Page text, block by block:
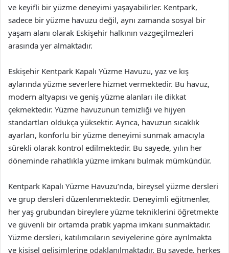
ve keyifli bir yüzme deneyimi yaşayabilirler. Kentpark,
sadece bir yüzme havuzu değil, aynı zamanda sosyal bir
yaşam alanı olarak Eskişehir halkının vazgeçilmezleri
arasında yer almaktadır.
Eskişehir Kentpark Kapalı Yüzme Havuzu, yaz ve kış
aylarında yüzme severlere hizmet vermektedir. Bu havuz,
modern altyapısı ve geniş yüzme alanları ile dikkat
çekmektedir. Yüzme havuzunun temizliği ve hijyen
standartları oldukça yüksektir. Ayrıca, havuzun sıcaklık
ayarları, konforlu bir yüzme deneyimi sunmak amacıyla
sürekli olarak kontrol edilmektedir. Bu sayede, yılın her
döneminde rahatlıkla yüzme imkanı bulmak mümkündür.
Kentpark Kapalı Yüzme Havuzu’nda, bireysel yüzme dersleri
ve grup dersleri düzenlenmektedir. Deneyimli eğitmenler,
her yaş grubundan bireylere yüzme tekniklerini öğretmekte
ve güvenli bir ortamda pratik yapma imkanı sunmaktadır.
Yüzme dersleri, katılımcıların seviyelerine göre ayrılmakta
ve kişisel gelişimlerine odaklanılmaktadır. Bu sayede, herkes